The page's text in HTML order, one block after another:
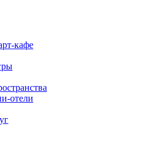
кафе
отели